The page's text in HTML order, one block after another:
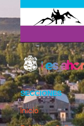
SECCIONES
Inicio